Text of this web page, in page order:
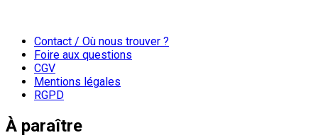
Contact / Où nous trouver ?
Foire aux questions
CGV
Mentions légales
RGPD
À paraître